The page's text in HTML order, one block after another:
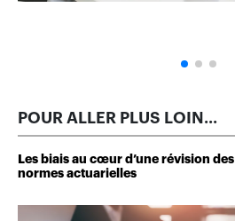
POUR ALLER PLUS LOIN...
Les biais au cœur d’une révision des
normes actuarielles